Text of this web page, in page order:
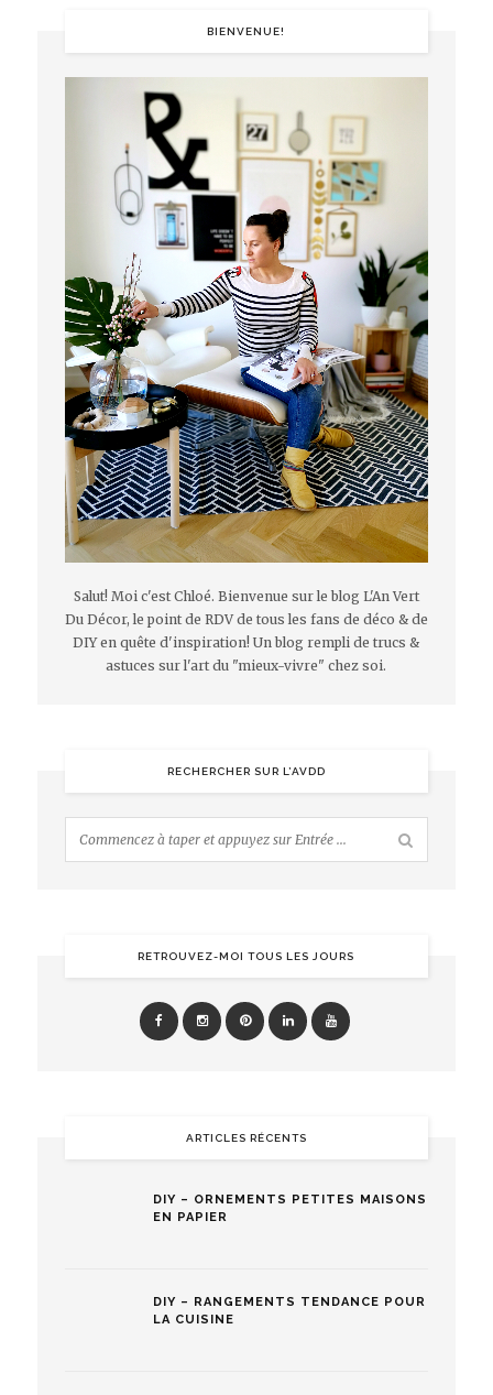
BIENVENUE!
Salut! Moi c'est Chloé. Bienvenue sur le blog L'An Vert
Du Décor, le point de RDV de tous les fans de déco & de
DIY en quête d'inspiration! Un blog rempli de trucs &
astuces sur l'art du "mieux-vivre" chez soi.
RECHERCHER SUR L’AVDD
RETROUVEZ-MOI TOUS LES JOURS
ARTICLES RÉCENTS
DIY – ORNEMENTS PETITES MAISONS
EN PAPIER
DIY – RANGEMENTS TENDANCE POUR
LA CUISINE